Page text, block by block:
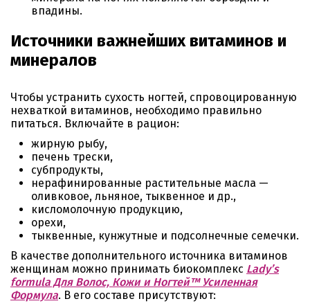
впадины.
Источники важнейших витаминов и
минералов
Чтобы устранить сухость ногтей, спровоцированную
нехваткой витаминов, необходимо правильно
питаться. Включайте в рацион:
жирную рыбу,
печень трески,
субпродукты,
нерафинированные растительные масла —
оливковое, льняное, тыквенное и др.,
кисломолочную продукцию,
орехи,
тыквенные, кунжутные и подсолнечные семечки.
В качестве дополнительного источника витаминов
женщинам можно принимать биокомплекс Lady’s
formula Для Волос, Кожи и Ногтей™ Усиленная
Формула. В его составе присутствуют: